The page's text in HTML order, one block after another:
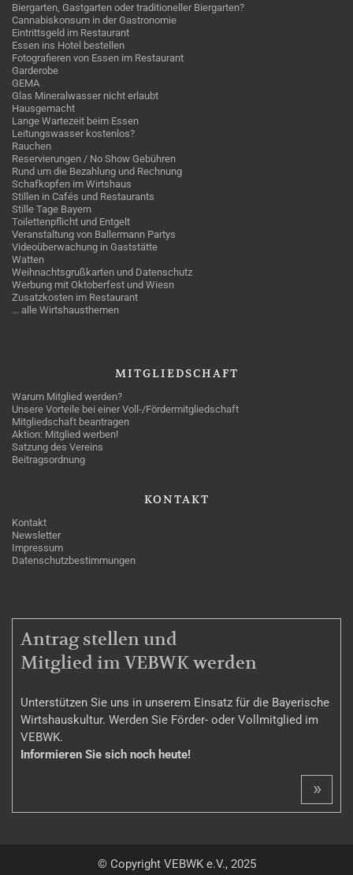
Biergarten, Gastgarten oder traditioneller Biergarten?
Cannabiskonsum in der Gastronomie
Eintrittsgeld im Restaurant
Essen ins Hotel bestellen
Fotografieren von Essen im Restaurant
Garderobe
GEMA
Glas Mineralwasser nicht erlaubt
Hausgemacht
Lange Wartezeit beim Essen
Leitungswasser kostenlos?
Rauchen
Reservierungen / No Show Gebühren
Rund um die Bezahlung und Rechnung
Schafkopfen im Wirtshaus
Stillen in Cafés und Restaurants
Stille Tage Bayern
Toilettenpflicht und Entgelt
Veranstaltung von Ballermann Partys
Videoüberwachung in Gaststätte
Watten
Weihnachtsgrußkarten und Datenschutz
Werbung mit Oktoberfest und Wiesn
Zusatzkosten im Restaurant
… alle Wirtshausthemen
MITGLIEDSCHAFT
Warum Mitglied werden?
Unsere Vorteile bei einer Voll-/Fördermitgliedschaft
Mitgliedschaft beantragen
Aktion: Mitglied werben!
Satzung des Vereins
Beitragsordnung
KONTAKT
Kontakt
Newsletter
Impressum
Datenschutzbestimmungen
MITGLIEDSCHAFT
Antrag stellen und
Mitglied im VEBWK werden
Unterstützen Sie uns in unserem Einsatz für die Bayerische
Wirtshauskultur. Werden Sie Förder- oder Vollmitglied im
VEBWK.
Informieren Sie sich noch heute!
»
© Copyright VEBWK e.V., 2025